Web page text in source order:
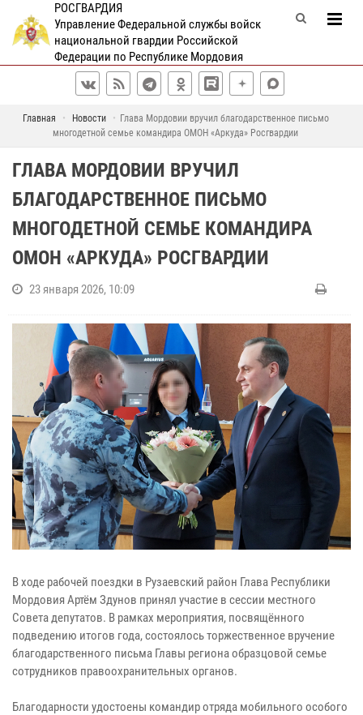
РОСГВАРДИЯ
Управление Федеральной службы войск
национальной гвардии Российской
Федерации по Республике Мордовия
Главная Новости
Глава Мордовии вручил благодарственное письмо
многодетной семье командира ОМОН «Аркуда» Росгвардии
ГЛАВА МОРДОВИИ ВРУЧИЛ
БЛАГОДАРСТВЕННОЕ ПИСЬМО
МНОГОДЕТНОЙ СЕМЬЕ КОМАНДИРА
ОМОН «АРКУДА» РОСГВАРДИИ
23 января 2026, 10:09
В ходе рабочей поездки в Рузаевский район Глава Республики
Мордовия Артём Здунов принял участие в сессии местного
Совета депутатов. В рамках мероприятия, посвящённого
подведению итогов года, состоялось торжественное вручение
благодарственного письма Главы региона образцовой семье
сотрудников правоохранительных органов.
Благодарности удостоены командир отряда мобильного особого